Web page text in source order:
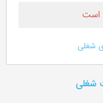
است
شغلی
شغلی